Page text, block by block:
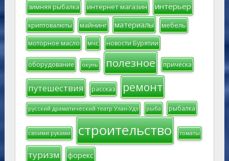
зимняя рыбалка интернет магазин интерьер
криптовалюты майнинг материалы мебель
моторное масло мчс новости Бурятии
оборудование окунь полезное прическа
путешествия рассказ ремонт
русский драматический театр Улан-Удэ рыба рыбалка
своими руками строительство томаты
туризм форекс